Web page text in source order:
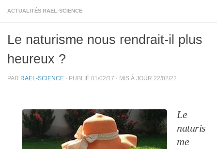
ACTUALITÉS RAËL-SCIENCE
Le naturisme nous rendrait-il plus
heureux ?
PAR RAEL-SCIENCE · PUBLIÉ 01/02/17 · MIS À JOUR 22/02/22
Le
naturis
me